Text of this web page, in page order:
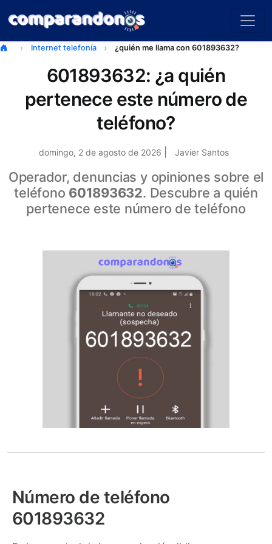
Internet telefonía ¿quién me llama con 601893632?
601893632: ¿a quién
pertenece este número de
teléfono?
domingo, 2 de agosto de 2026 Javier Santos
Operador, denuncias y opiniones sobre el
teléfono 601893632. Descubre a quién
pertenece este número de teléfono
Número de teléfono
601893632